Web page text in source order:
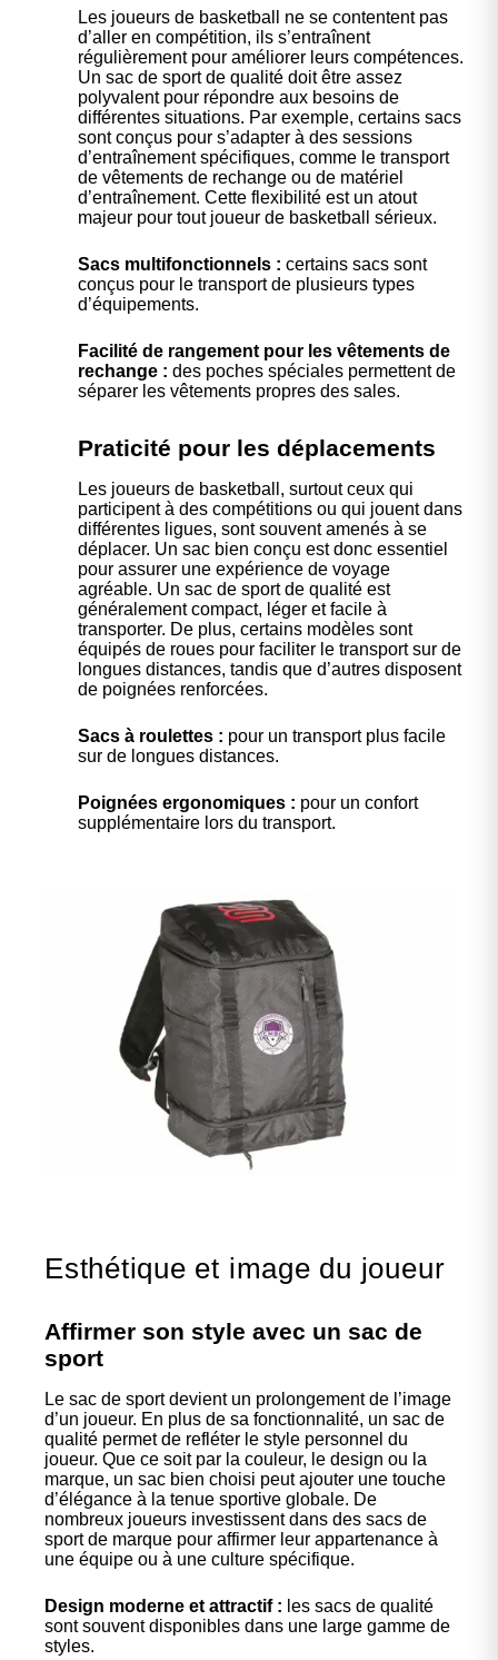
Les joueurs de basketball ne se contentent pas
d’aller en compétition, ils s’entraînent
régulièrement pour améliorer leurs compétences.
Un sac de sport de qualité doit être assez
polyvalent pour répondre aux besoins de
différentes situations. Par exemple, certains sacs
sont conçus pour s’adapter à des sessions
d’entraînement spécifiques, comme le transport
de vêtements de rechange ou de matériel
d’entraînement. Cette flexibilité est un atout
majeur pour tout joueur de basketball sérieux.
Sacs multifonctionnels : certains sacs sont
conçus pour le transport de plusieurs types
d’équipements.
Facilité de rangement pour les vêtements de
rechange : des poches spéciales permettent de
séparer les vêtements propres des sales.
Praticité pour les déplacements
Les joueurs de basketball, surtout ceux qui
participent à des compétitions ou qui jouent dans
différentes ligues, sont souvent amenés à se
déplacer. Un sac bien conçu est donc essentiel
pour assurer une expérience de voyage
agréable. Un sac de sport de qualité est
généralement compact, léger et facile à
transporter. De plus, certains modèles sont
équipés de roues pour faciliter le transport sur de
longues distances, tandis que d’autres disposent
de poignées renforcées.
Sacs à roulettes : pour un transport plus facile
sur de longues distances.
Poignées ergonomiques : pour un confort
supplémentaire lors du transport.
Esthétique et image du joueur
Affirmer son style avec un sac de
sport
Le sac de sport devient un prolongement de l’image
d’un joueur. En plus de sa fonctionnalité, un sac de
qualité permet de refléter le style personnel du
joueur. Que ce soit par la couleur, le design ou la
marque, un sac bien choisi peut ajouter une touche
d’élégance à la tenue sportive globale. De
nombreux joueurs investissent dans des sacs de
sport de marque pour affirmer leur appartenance à
une équipe ou à une culture spécifique.
Design moderne et attractif : les sacs de qualité
sont souvent disponibles dans une large gamme de
styles.